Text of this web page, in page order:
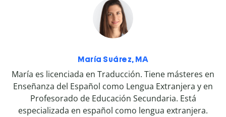
María Suárez, MA
María es licenciada en Traducción. Tiene másteres en
Enseñanza del Español como Lengua Extranjera y en
Profesorado de Educación Secundaria. Está
especializada en español como lengua extranjera.